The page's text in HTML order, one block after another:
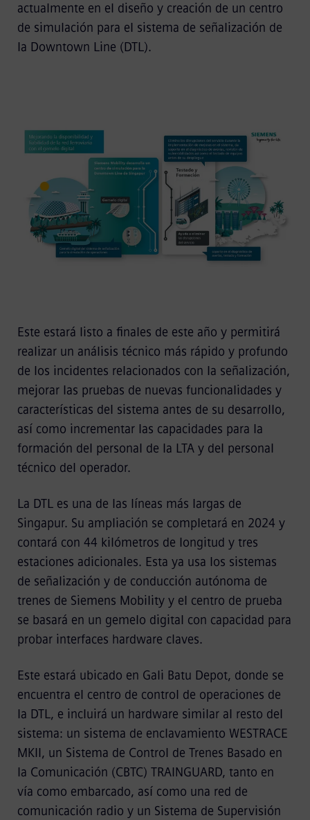
actualmente en el diseño y creación de un centro
de simulación para el sistema de señalización de
la Downtown Line (DTL).
Este estará listo a finales de este año y permitirá
realizar un análisis técnico más rápido y profundo
de los incidentes relacionados con la señalización,
mejorar las pruebas de nuevas funcionalidades y
características del sistema antes de su desarrollo,
así como incrementar las capacidades para la
formación del personal de la LTA y del personal
técnico del operador.
La DTL es una de las líneas más largas de
Singapur. Su ampliación se completará en 2024 y
contará con 44 kilómetros de longitud y tres
estaciones adicionales. Esta ya usa los sistemas
de señalización y de conducción autónoma de
trenes de Siemens Mobility y el centro de prueba
se basará en un gemelo digital con capacidad para
probar interfaces hardware claves.
Este estará ubicado en Gali Batu Depot, donde se
encuentra el centro de control de operaciones de
la DTL, e incluirá un hardware similar al resto del
sistema: un sistema de enclavamiento WESTRACE
MKII, un Sistema de Control de Trenes Basado en
la Comunicación (CBTC) TRAINGUARD, tanto en
vía como embarcado, así como una red de
comunicación radio y un Sistema de Supervisión